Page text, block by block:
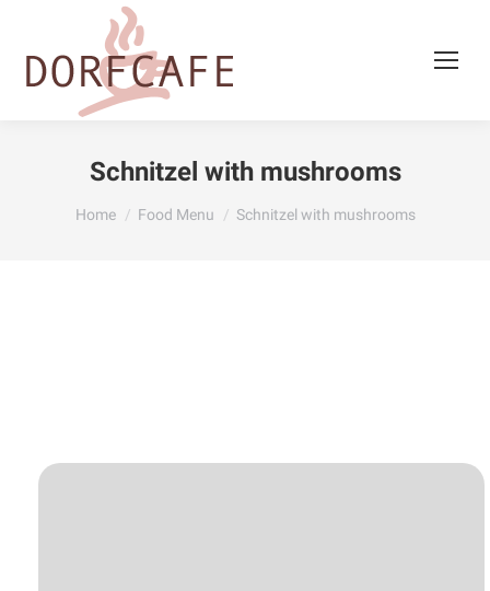
Schnitzel with mushrooms
You are here:
Home Food Menu Schnitzel with mushrooms